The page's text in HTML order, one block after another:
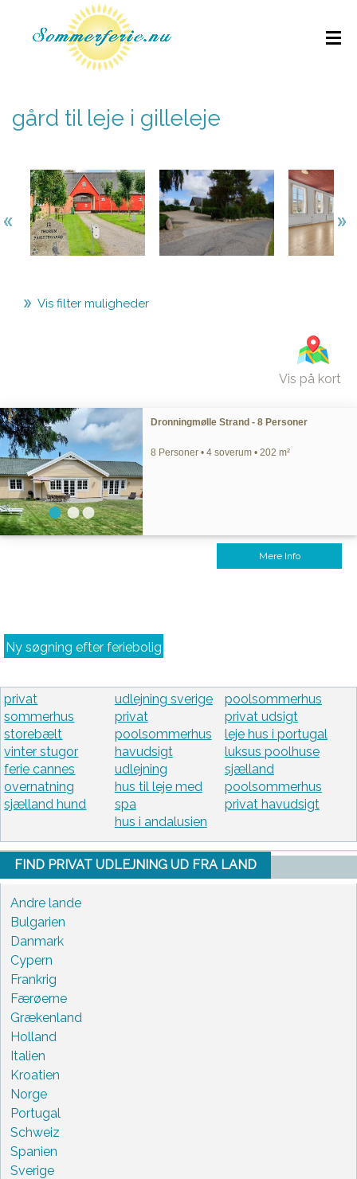
gård til leje i gilleleje
Vis filter muligheder
Vis på kort
Dronningmølle Strand - 8 Personer
8 Personer • 4 soverum • 202 m²
Mere Info
Ny søgning efter feriebolig
privat
sommerhus
storebælt
vinter stugor
ferie cannes
overnatning
sjælland hund
udlejning sverige
privat
poolsommerhus
havudsigt
udlejning
hus til leje med
spa
hus i andalusien
poolsommerhus
privat udsigt
leje hus i portugal
luksus poolhuse
sjælland
poolsommerhus
privat havudsigt
FIND PRIVAT UDLEJNING UD FRA LAND
Andre lande
Bulgarien
Danmark
Cypern
Frankrig
Færøerne
Grækenland
Holland
Italien
Kroatien
Norge
Portugal
Schweiz
Spanien
Sverige